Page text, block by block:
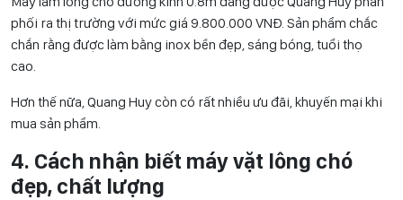
phối ra thị trường với mức giá 9.800.000 VNĐ. Sản phẩm chắc
chắn rằng được làm bằng inox bền đẹp, sáng bóng, tuổi thọ
cao.
Hơn thế nữa, Quang Huy còn có rất nhiều ưu đãi, khuyến mại khi
mua sản phẩm.
4. Cách nhận biết máy vặt lông chó
đẹp, chất lượng